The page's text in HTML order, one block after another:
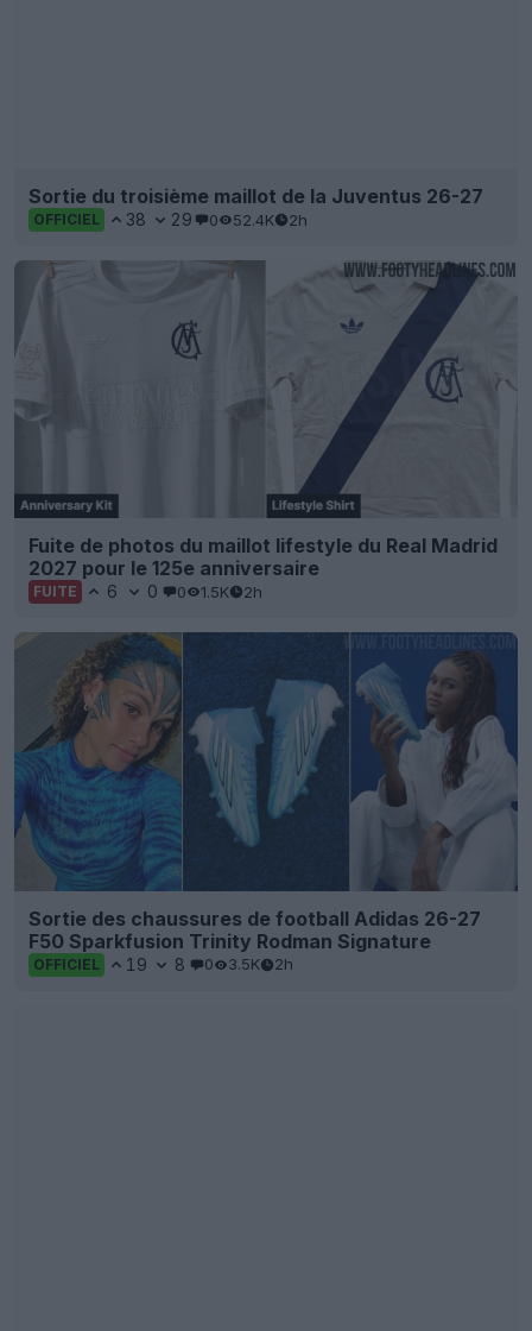
Sortie du troisième maillot de la Juventus 26-27
OFFICIEL 38 29 0 52.4K 2h
Fuite de photos du maillot lifestyle du Real Madrid
2027 pour le 125e anniversaire
FUITE 6 0 0 1.5K 2h
Sortie des chaussures de football Adidas 26-27
F50 Sparkfusion Trinity Rodman Signature
OFFICIEL 19 8 0 3.5K 2h